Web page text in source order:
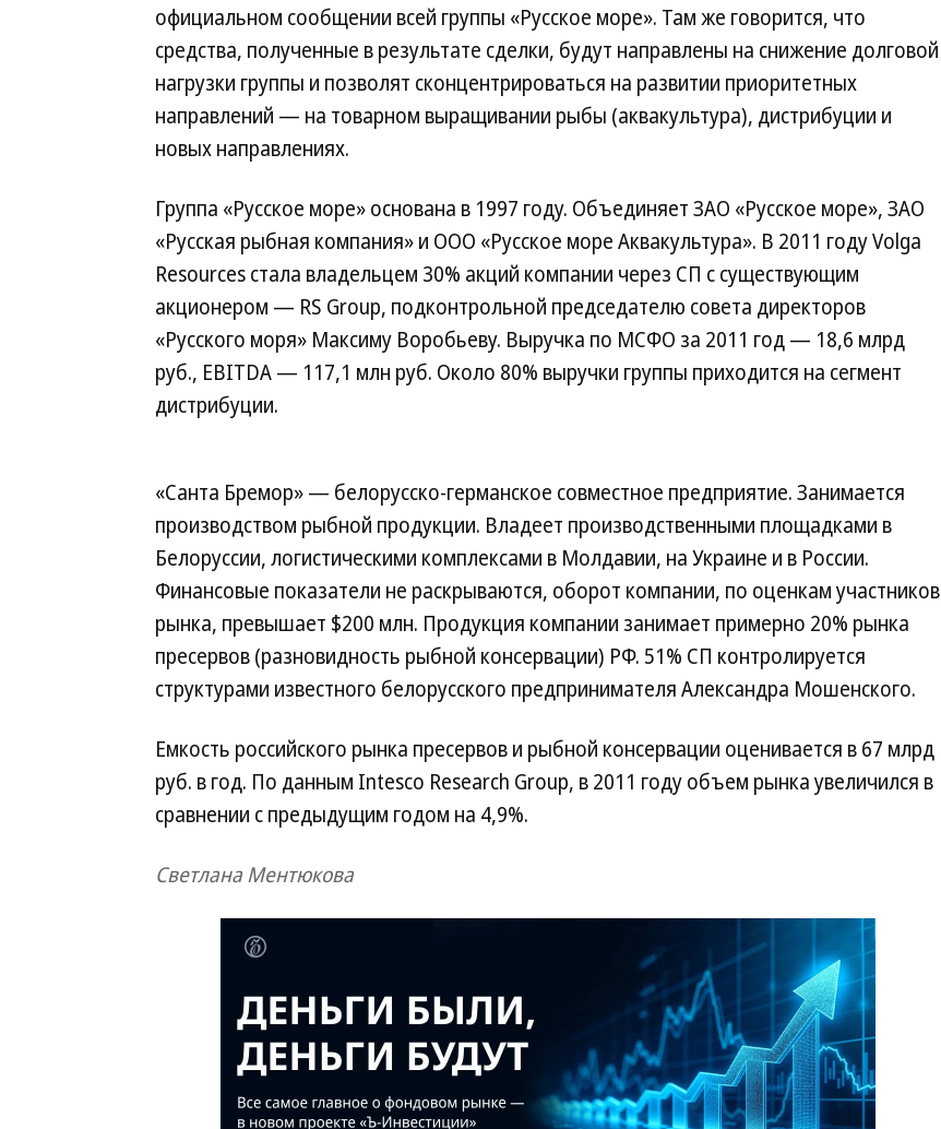
официальном сообщении всей группы «Русское море». Там же говорится, что
средства, полученные в результате сделки, будут направлены на снижение долговой
нагрузки группы и позволят сконцентрироваться на развитии приоритетных
направлений — на товарном выращивании рыбы (аквакультура), дистрибуции и
новых направлениях.
Группа «Русское море» основана в 1997 году. Объединяет ЗАО «Русское море», ЗАО
«Русская рыбная компания» и ООО «Русское море Аквакультура». В 2011 году Volga
Resources стала владельцем 30% акций компании через СП с существующим
акционером — RS Group, подконтрольной председателю совета директоров
«Русского моря» Максиму Воробьеву. Выручка по МСФО за 2011 год — 18,6 млрд
руб., EBITDA — 117,1 млн руб. Около 80% выручки группы приходится на сегмент
дистрибуции.
«Санта Бремор» — белорусско-германское совместное предприятие. Занимается
производством рыбной продукции. Владеет производственными площадками в
Белоруссии, логистическими комплексами в Молдавии, на Украине и в России.
Финансовые показатели не раскрываются, оборот компании, по оценкам участников
рынка, превышает $200 млн. Продукция компании занимает примерно 20% рынка
пресервов (разновидность рыбной консервации) РФ. 51% СП контролируется
структурами известного белорусского предпринимателя Александра Мошенского.
Емкость российского рынка пресервов и рыбной консервации оценивается в 67 млрд
руб. в год. По данным Intesco Research Group, в 2011 году объем рынка увеличился в
сравнении с предыдущим годом на 4,9%.
Светлана Ментюкова